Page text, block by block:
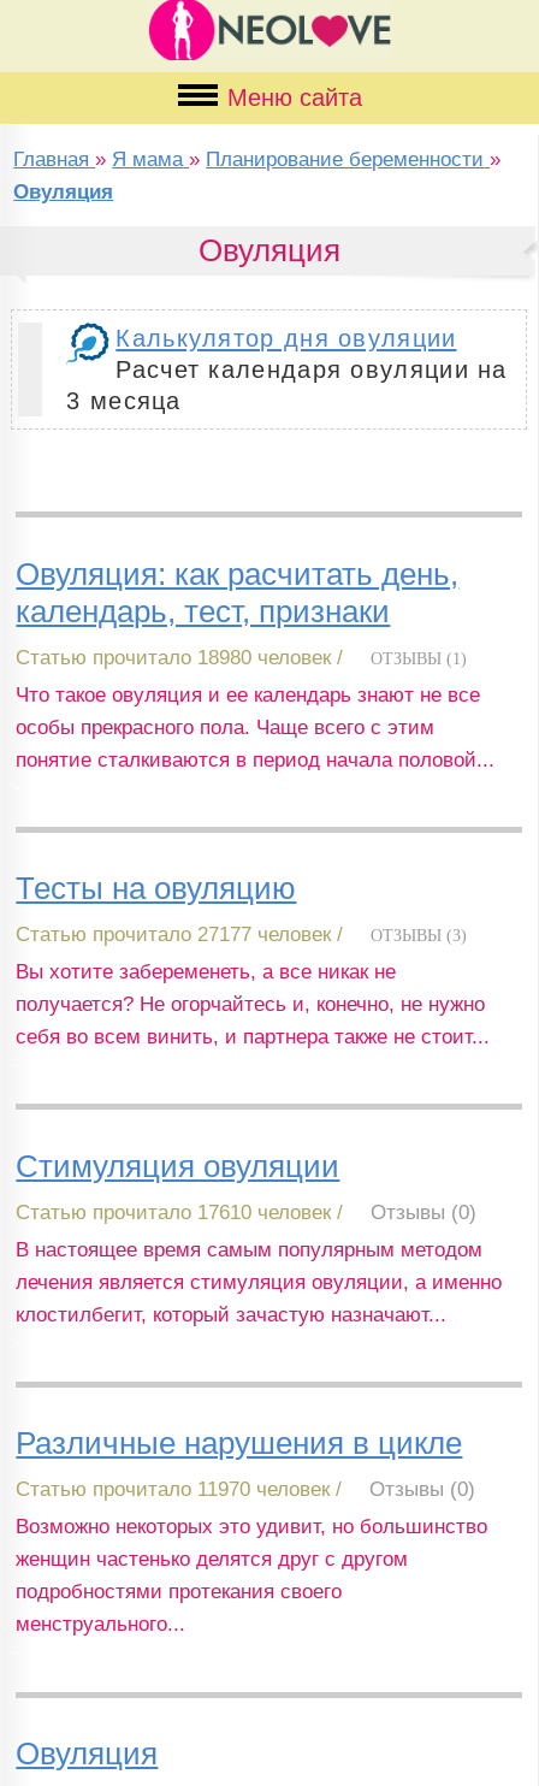
Меню сайта
Главная » Я мама » Планирование беременности »
Овуляция
Овуляция
Калькулятор дня овуляции
Расчет календаря овуляции на
3 месяца
Овуляция: как расчитать день,
календарь, тест, признаки
Статью прочитало 18980 человек / ОТЗЫВЫ (1)
Что такое овуляция и ее календарь знают не все
особы прекрасного пола. Чаще всего с этим
понятие сталкиваются в период начала половой...
Тесты на овуляцию
Статью прочитало 27177 человек / ОТЗЫВЫ (3)
Вы хотите забеременеть, а все никак не
получается? Не огорчайтесь и, конечно, не нужно
себя во всем винить, и партнера также не стоит...
Стимуляция овуляции
Статью прочитало 17610 человек /
Отзывы (0)
В настоящее время самым популярным методом
лечения является стимуляция овуляции, а именно
клостилбегит, который зачастую назначают...
Различные нарушения в цикле
Статью прочитало 11970 человек /
Отзывы (0)
Возможно некоторых это удивит, но большинство
женщин частенько делятся друг с другом
подробностями протекания своего
менструального...
Овуляция